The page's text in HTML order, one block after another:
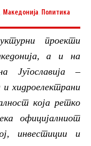
Македонија Политика
проекти
а и на
Југославија –
хидроелектрани
која ретко
официјалниот
инвестиции и